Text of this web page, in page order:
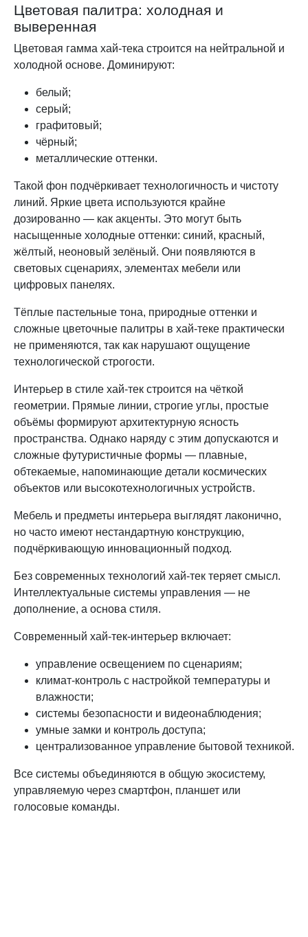
Цветовая палитра: холодная и
выверенная
Цветовая гамма хай-тека строится на нейтральной и
холодной основе. Доминируют:
белый;
серый;
графитовый;
чёрный;
металлические оттенки.
Такой фон подчёркивает технологичность и чистоту
линий. Яркие цвета используются крайне
дозированно — как акценты. Это могут быть
насыщенные холодные оттенки: синий, красный,
жёлтый, неоновый зелёный. Они появляются в
световых сценариях, элементах мебели или
цифровых панелях.
Тёплые пастельные тона, природные оттенки и
сложные цветочные палитры в хай-теке практически
не применяются, так как нарушают ощущение
технологической строгости.
Интерьер в стиле хай-тек строится на чёткой
геометрии. Прямые линии, строгие углы, простые
объёмы формируют архитектурную ясность
пространства. Однако наряду с этим допускаются и
сложные футуристичные формы — плавные,
обтекаемые, напоминающие детали космических
объектов или высокотехнологичных устройств.
Мебель и предметы интерьера выглядят лаконично,
но часто имеют нестандартную конструкцию,
подчёркивающую инновационный подход.
Без современных технологий хай-тек теряет смысл.
Интеллектуальные системы управления — не
дополнение, а основа стиля.
Современный хай-тек-интерьер включает:
управление освещением по сценариям;
климат-контроль с настройкой температуры и
влажности;
системы безопасности и видеонаблюдения;
умные замки и контроль доступа;
централизованное управление бытовой техникой.
Все системы объединяются в общую экосистему,
управляемую через смартфон, планшет или
голосовые команды.